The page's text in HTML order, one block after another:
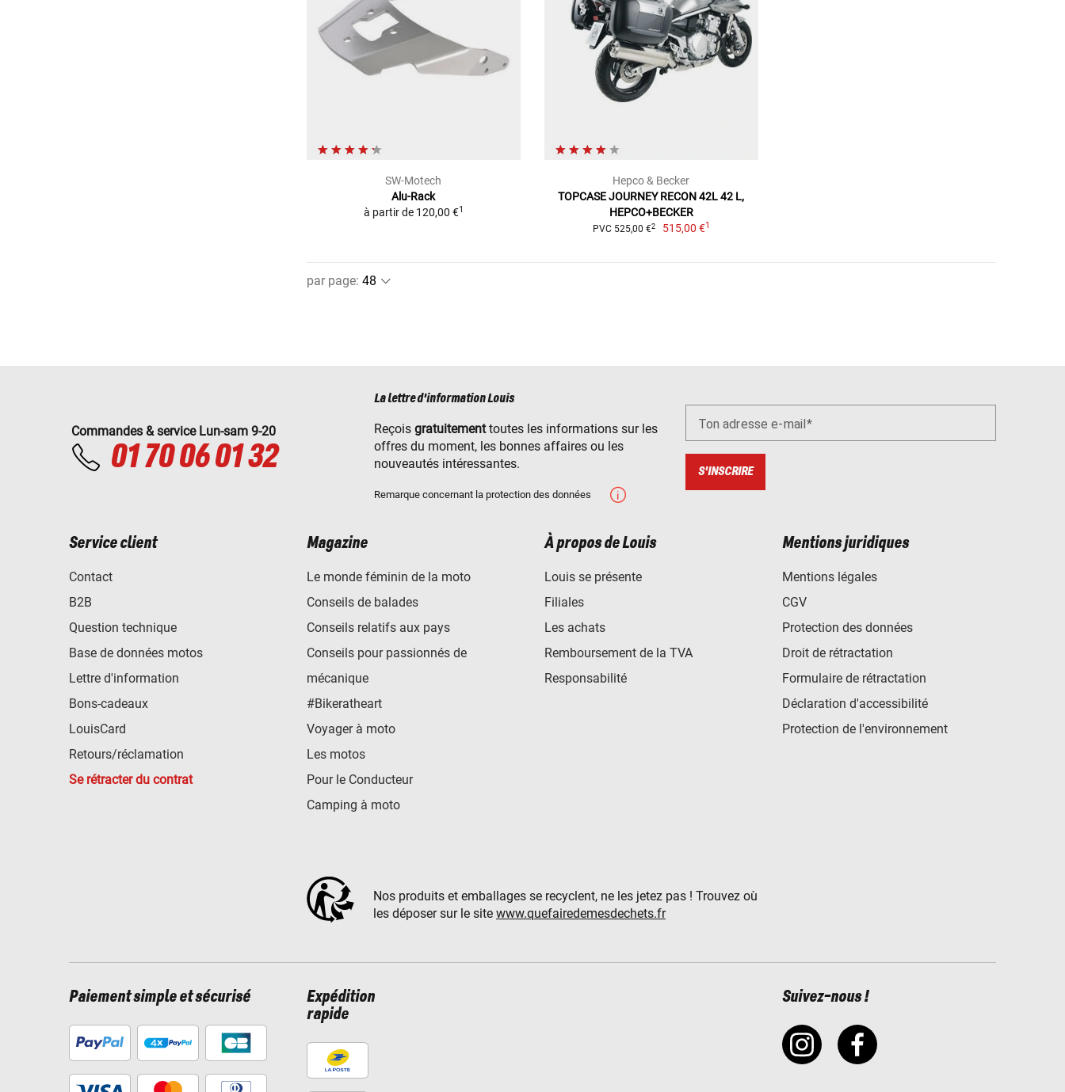
SW-Motech
Alu-Rack
à partir de 120,00 €1
Hepco & Becker
TOPCASE JOURNEY RECON 42L 42 L,
HEPCO+BECKER
PVC 525,00 €2 515,00 €1
par page:
Commandes & service Lun-sam 9-20
01 70 06 01 32
La lettre d'information Louis
Reçois gratuitementtoutes les informations sur les
offres du moment, les bonnes affaires ou les
nouveautés intéressantes.
Remarque concernant la protection des données
Ton adresse e-mail
S'INSCRIRE
Service client
Contact
B2B
Question technique
Base de données motos
Lettre d'information
Bons-cadeaux
LouisCard
Retours/réclamation
Se rétracter du contrat
Magazine
Le monde féminin de la moto
Conseils de balades
Conseils relatifs aux pays
Conseils pour passionnés de
mécanique
#Bikeratheart
Voyager à moto
Les motos
Pour le Conducteur
Camping à moto
À propos de Louis
Louis se présente
Filiales
Les achats
Remboursement de la TVA
Responsabilité
Mentions juridiques
Mentions légales
CGV
Protection des données
Droit de rétractation
Formulaire de rétractation
Déclaration d'accessibilité
Protection de l'environnement
Nos produits et emballages se recyclent, ne les jetez pas ! Trouvez où
les déposer sur le site www.quefairedemesdechets.fr
Paiement simple et sécurisé
Expédition
rapide
Suivez-nous !